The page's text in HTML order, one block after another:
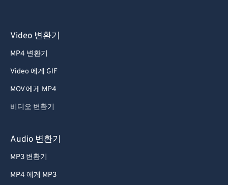
Video 변환기
MP4 변환기
Video 에게 GIF
MOV 에게 MP4
비디오 변환기
Audio 변환기
MP3 변환기
MP4 에게 MP3